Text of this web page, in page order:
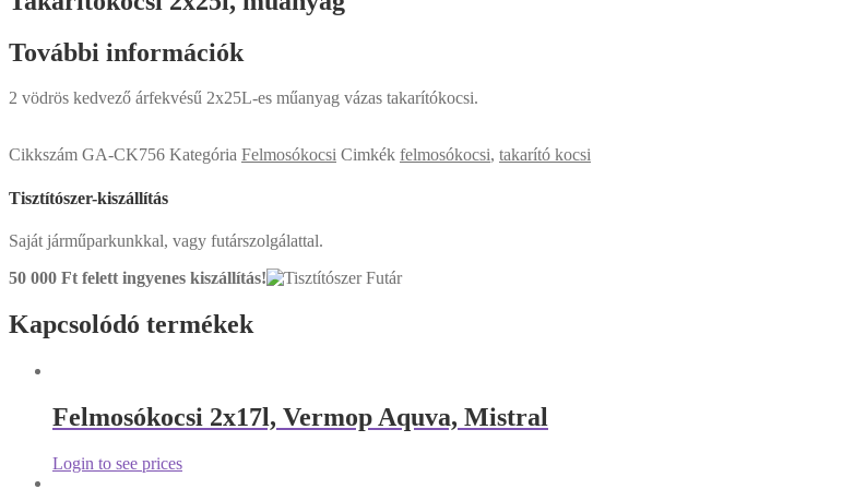
További információk
2 vödrös kedvező árfekvésű 2x25L-es műanyag vázas takarítókocsi.
Cikkszám GA-CK756 Kategória Felmosókocsi Cimkék felmosókocsi, takarító kocsi
Tisztítószer-kiszállítás
Saját járműparkunkkal, vagy futárszolgálattal.
50 000 Ft felett ingyenes kiszállítás!
Kapcsolódó termékek
Felmosókocsi 2x17l, Vermop Aquva, Mistral
Login to see prices